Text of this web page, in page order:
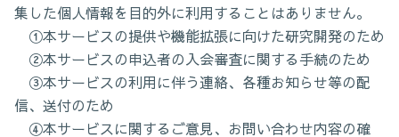
集した個人情報を目的外に利用することはありません。
①本サービスの提供や機能拡張に向けた研究開発のため
②本サービスの申込者の入会審査に関する手続のため
③本サービスの利用に伴う連絡、各種お知らせ等の配
信、送付のため
④本サービスに関するご意見、お問い合わせ内容の確